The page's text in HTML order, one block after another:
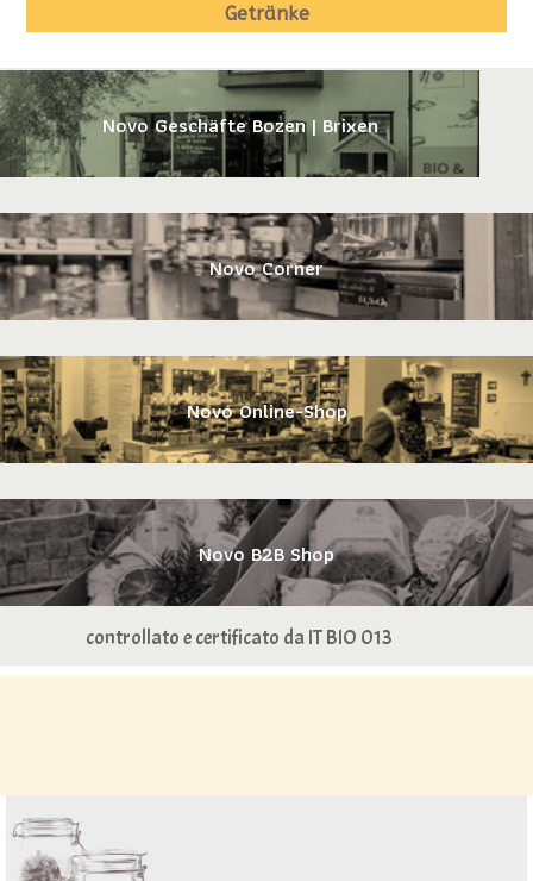
Getränke
Novo Geschäfte Bozen | Brixen
Novo Corner
Novo Online-Shop
Novo B2B Shop
controllato e certificato da IT BIO 013